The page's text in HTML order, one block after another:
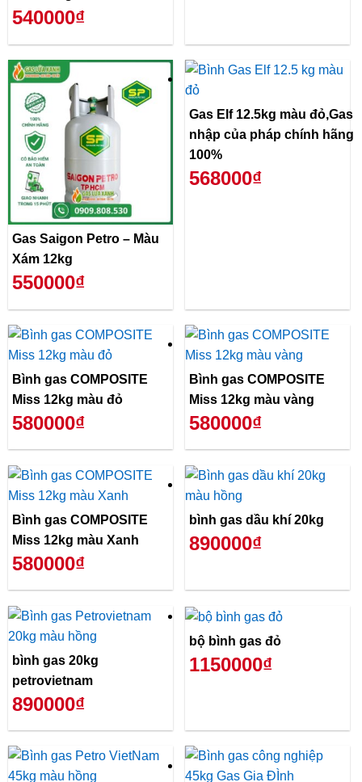
540000₫
Gas Saigon Petro – Màu
Xám 12kg
550000₫
Gas Elf 12.5kg màu đỏ,Gas
nhập của pháp chính hãng
100%
568000₫
Bình gas COMPOSITE
Miss 12kg màu đỏ
580000₫
Bình gas COMPOSITE
Miss 12kg màu vàng
580000₫
Bình gas COMPOSITE
Miss 12kg màu Xanh
580000₫
bình gas dầu khí 20kg
890000₫
bình gas 20kg
petrovietnam
890000₫
bộ bình gas đỏ
1150000₫